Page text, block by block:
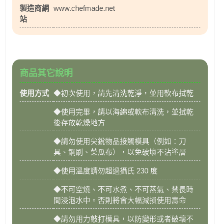
製造商網
站
www.chefmade.net
商品其它說明
使用方式 ◆初次使用，請先清洗乾淨，並用軟布拭乾
◆使用完畢，請以海綿或軟布清洗，並拭乾
後存放乾燥地方
◆請勿使用尖銳物品接觸模具（例如：刀
具、鋼刷、菜瓜布），以免破壞不沾塗層
◆使用溫度請勿超過攝氏 230 度
◆不可空燒、不可水煮、不可蒸氣、禁長時
間浸泡水中。否則將會大幅減損使用壽命
◆請勿用力敲打模具，以防變形或者破壞不